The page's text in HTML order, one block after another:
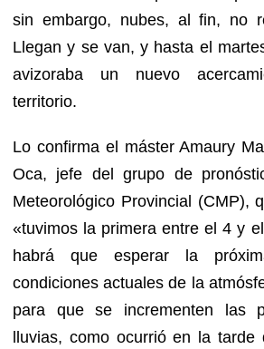
sin embargo, nubes, al fin, no
Llegan y se van, y hasta el
avizoraba un nuevo
territorio.
Lo confirma el máster Amaury
Oca, jefe del grupo de
Meteorológico Provincial (CMP),
«tuvimos la primera entre el 4 y
habrá que esperar la
condiciones actuales de la
para que se incrementen las
lluvias, como ocurrió en la tarde